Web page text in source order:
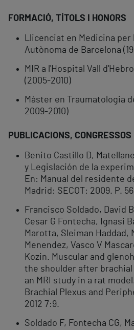
FORMACIÓ, TÍTOLS I HONORS
Llicenciat en Medicina
Autònoma de Barcelona
MIR a l'Hospital Vall
(2005-2010)
Màster en Traumatologia
2009-2010)
PUBLICACIONS,
Benito Castillo D,
y Legislación de la
En: Manual del residente
Madrid: SECOT: 2009. P.
Francisco Soldado, David
Cesar G Fontecha, Ignasi
Marotta, Sleiman Haddad,
Menendez, Vasco V
Kozin. Muscular and
the shoulder after
an MRI study in a rat
Brachial Plexus and
2012 7:9.
Soldado F, Fontecha CG,